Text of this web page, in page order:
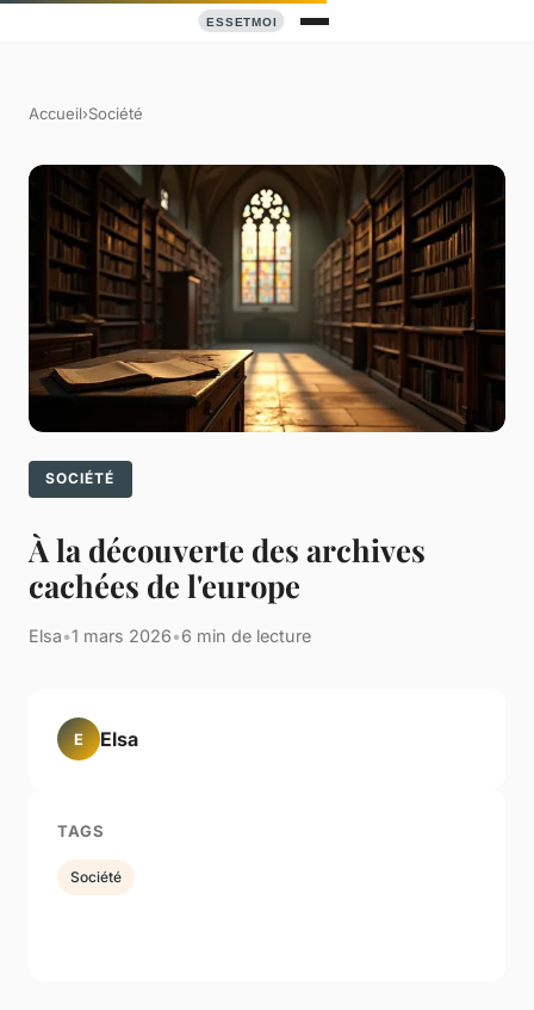
Accueil›Société
SOCIÉTÉ
À la découverte des archives
cachées de l'europe
Elsa•1 mars 2026•6 min de lecture
E Elsa
TAGS
Société